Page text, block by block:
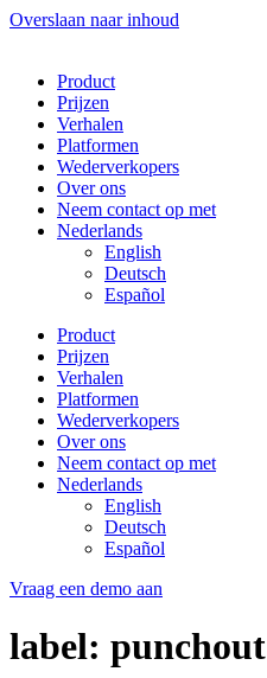
Overslaan naar inhoud
Product
Prijzen
Verhalen
Platformen
Wederverkopers
Over ons
Neem contact op met
Nederlands
English
Deutsch
Español
Product
Prijzen
Verhalen
Platformen
Wederverkopers
Over ons
Neem contact op met
Nederlands
English
Deutsch
Español
Vraag een demo aan
label: punchout